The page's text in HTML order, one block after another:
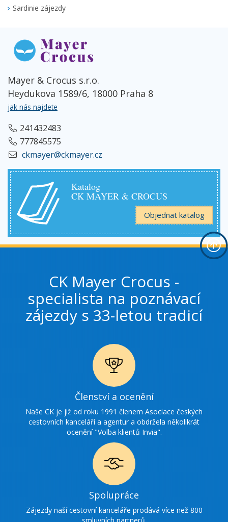
Sardinie zájezdy
Mayer & Crocus s.r.o.
Heydukova 1589/6, 18000 Praha 8
jak nás najdete
241432483
777845575
ckmayer@ckmayer.cz
Katalog
CK MAYER & CROCUS
Objednat katalog
CK Mayer Crocus -
specialista na poznávací
zájezdy s 33-letou tradicí
Ikonka
ocenění
Členství a ocenění
Naše CK je již od roku 1991 členem Asociace českých
cestovních kanceláří a agentur a obdržela několikrát
ocenění "Volba klientů Invia".
Ikonka
spolupráce
Spolupráce
Zájezdy naší cestovní kanceláře prodává více než 800
smluvních partnerů.